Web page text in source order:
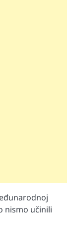
nismo učinili